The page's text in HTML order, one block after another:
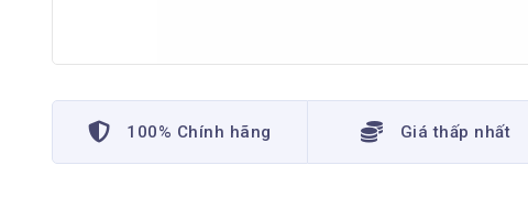
100% Chính hãng Giá thấp nhất